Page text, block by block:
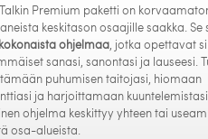
Premium paketti on
keskitason osaajille saakka. Se
ohjelmaa, jotka opettavat
sanasi, sanontasi ja lauseesi.
puhumisen taitojasi, hiomaan
ja harjoittamaan
ohjelma keskittyy yhteen tai
osa-alueista.